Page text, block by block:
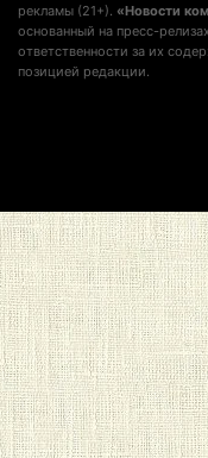
рекламы (21+). «Новости
основанный на пресс-
ответственности за их
позицией редакции.